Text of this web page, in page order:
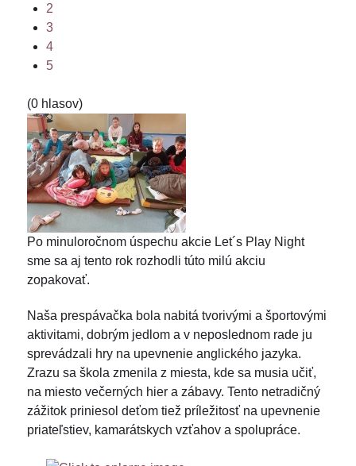
2
3
4
5
(0 hlasov)
Po minuloročnom úspechu akcie Let´s Play Night
sme sa aj tento rok rozhodli túto milú akciu
zopakovať.
Naša prespávačka bola nabitá tvorivými a športovými
aktivitami, dobrým jedlom a v neposlednom rade ju
sprevádzali hry na upevnenie anglického jazyka.
Zrazu sa škola zmenila z miesta, kde sa musia učiť,
na miesto večerných hier a zábavy. Tento netradičný
zážitok priniesol deťom tiež príležitosť na upevnenie
priateľstiev, kamarátskych vzťahov a spolupráce.